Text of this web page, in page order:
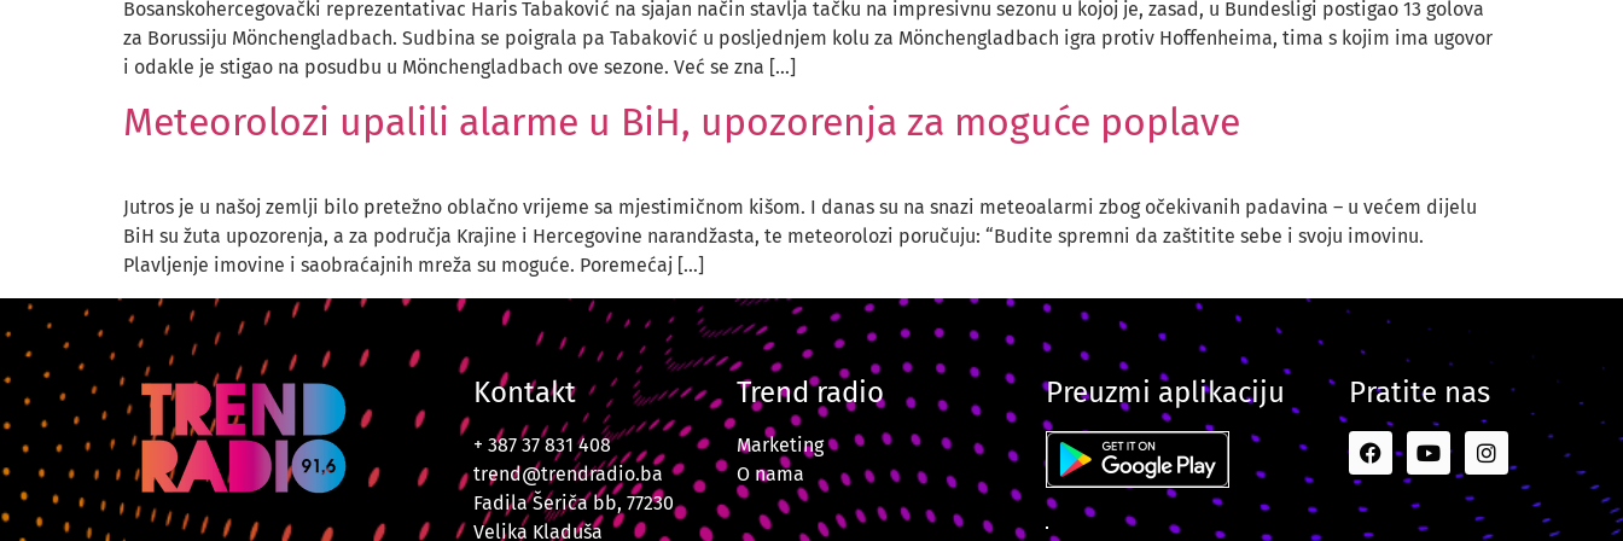
Bosanskohercegovački reprezentativac Haris Tabaković na sjajan način stavlja tačku na impresivnu sezonu u kojoj je, zasad, u Bundesligi postigao 13 golova
za Borussiju Mönchengladbach. Sudbina se poigrala pa Tabaković u posljednjem kolu za Mönchengladbach igra protiv Hoffenheima, tima s kojim ima ugovor
i odakle je stigao na posudbu u Mönchengladbach ove sezone. Već se zna […]
Meteorolozi upalili alarme u BiH, upozorenja za moguće poplave
Jutros je u našoj zemlji bilo pretežno oblačno vrijeme sa mjestimičnom kišom. I danas su na snazi meteoalarmi zbog očekivanih padavina – u većem dijelu
BiH su žuta upozorenja, a za područja Krajine i Hercegovine narandžasta, te meteorolozi poručuju: “Budite spremni da zaštitite sebe i svoju imovinu.
Plavljenje imovine i saobraćajnih mreža su moguće. Poremećaj […]
Kontakt
+ 387 37 831 408
trend@trendradio.ba
Fadila Šeriča bb, 77230
Velika Kladuša
Trend radio
Marketing
O nama
Preuzmi aplikaciju Pratite nas